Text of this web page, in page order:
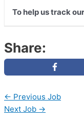
To help us track
Share:
← Previous Job
Next Job →